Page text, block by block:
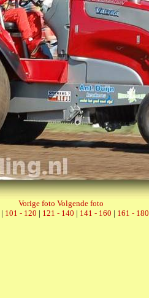
Vorige foto Volgende foto
| 101 - 120 | 121 - 140 | 141 - 160 | 161 - 180